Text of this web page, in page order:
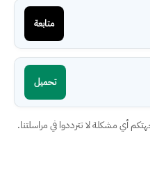
متابعة
تحميل
أي مشكلة لا تترددوا في مراسلتنا.